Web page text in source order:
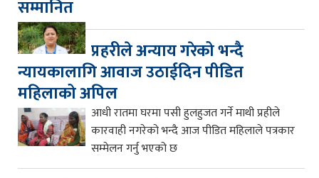
सम्मानित
प्रहरीले अन्याय गरेको भन्दै
न्यायकालागि आवाज उठाईदिन पीडित
महिलाको अपिल
आधी रातमा घरमा पसी हुलहुजत गर्ने माथी प्रहीले
कारवाही नगरेको भन्दै आज पीडित महिलाले पत्रकार
सम्मेलन गर्नु भएको छ